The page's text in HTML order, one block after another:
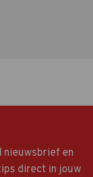
nieuwsbrief en
direct in jouw